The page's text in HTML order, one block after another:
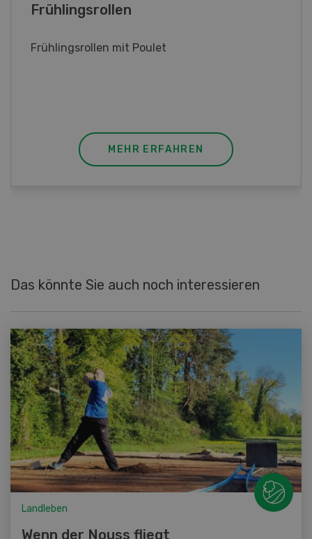
Poulet mit Spinat-Dörrtomaten-
MEHR ERFAHREN
Das könnte Sie auch noch interessieren
Landleben
Wenn der Nouss fliegt